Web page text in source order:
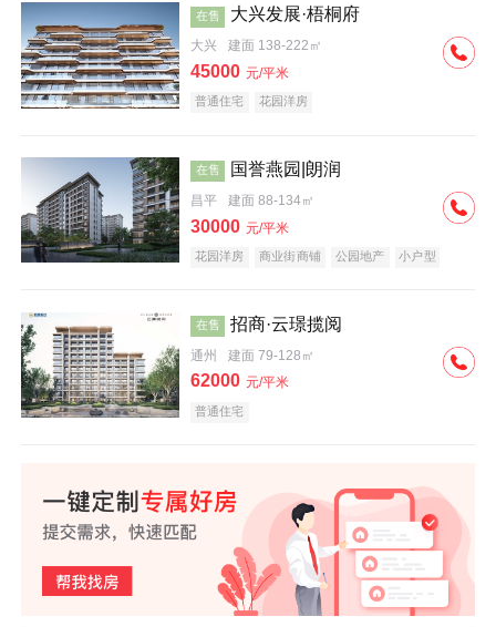
在售 大兴发展·梧桐府
大兴 建面 138-222㎡
45000 元/平米
普通住宅 花园洋房
在售 国誉燕园|朗润
昌平 建面 88-134㎡
30000 元/平米
花园洋房 商业街商铺 公园地产
小户型
在售 招商·云璟揽阅
通州 建面 79-128㎡
62000 元/平米
普通住宅